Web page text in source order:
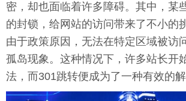
密，却也面临着许多障碍。其中，某
的封锁，给网站的访问带来了不小的
由于政策原因，无法在特定区域被访
孤岛现象。这种情况下，许多站长开
法，而301跳转便成为了一种有效的解